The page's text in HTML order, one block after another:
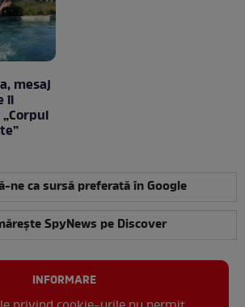
mesaj
îi
ne ca sursă preferată în Google
SpyNews pe Discover
INFORMARE